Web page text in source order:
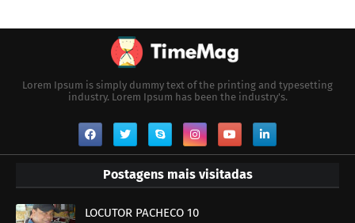
Lorem Ipsum is simply dummy text of the printing and typesetting
industry. Lorem Ipsum has been the industry's.
Postagens mais visitadas
LOCUTOR PACHECO 10